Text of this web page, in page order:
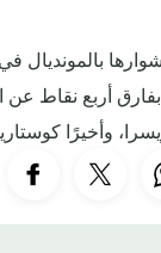
بالمونديال
بفارق أربع نقاط